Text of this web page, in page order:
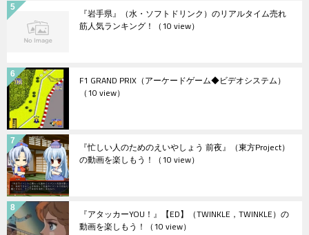
『岩手県』（水・ソフトドリンク）のリアルタイム売れ
筋人気ランキング！ （10 view）
F1 GRAND PRIX（アーケードゲーム◆ビデオシステム）
（10 view）
『忙しい人のためのえいやしょう 前夜』（東方Project）
の動画を楽しもう！ （10 view）
『アタッカーYOU！』【ED】（TWINKLE，TWINKLE）の
動画を楽しもう！ （10 view）